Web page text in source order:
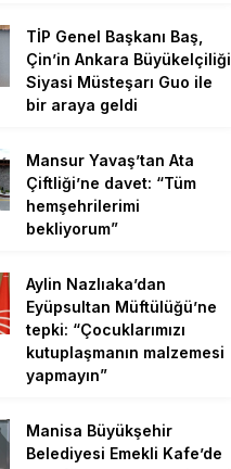
TİP Genel Başkanı Baş,
Çin’in Ankara Büyükelçiliği
Siyasi Müsteşarı Guo ile
bir araya geldi
Mansur Yavaş’tan Ata
Çiftliği’ne davet: “Tüm
hemşehrilerimi
bekliyorum”
Aylin Nazlıaka’dan
Eyüpsultan Müftülüğü’ne
tepki: “Çocuklarımızı
kutuplaşmanın malzemesi
yapmayın”
Manisa Büyükşehir
Belediyesi Emekli Kafe’de